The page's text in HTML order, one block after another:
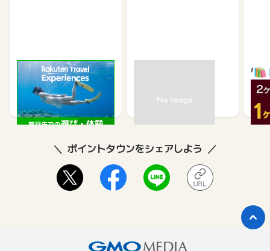
楽天トラベル観光体験
2.5% 1.3%
い
ポイントタウンをシェアしよう